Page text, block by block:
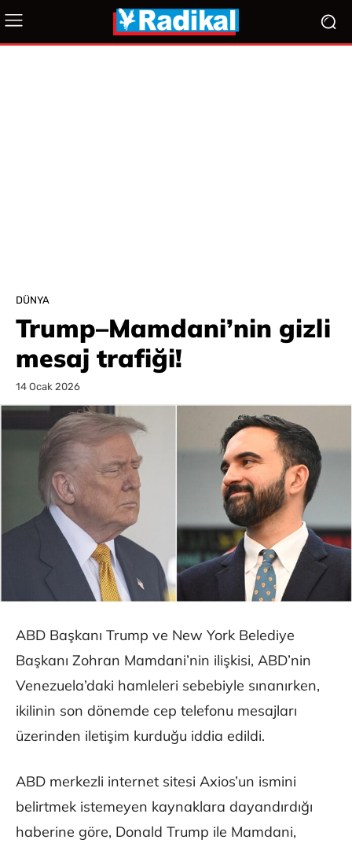
DÜNYA
Trump–Mamdani’nin gizli
mesaj trafiği!
14 Ocak 2026
ABD Başkanı Trump ve New York Belediye
Başkanı Zohran Mamdani’nin ilişkisi, ABD’nin
Venezuela’daki hamleleri sebebiyle sınanırken,
ikilinin son dönemde cep telefonu mesajları
üzerinden iletişim kurduğu iddia edildi.
ABD merkezli internet sitesi Axios’un ismini
belirtmek istemeyen kaynaklara dayandırdığı
haberine göre, Donald Trump ile Mamdani,